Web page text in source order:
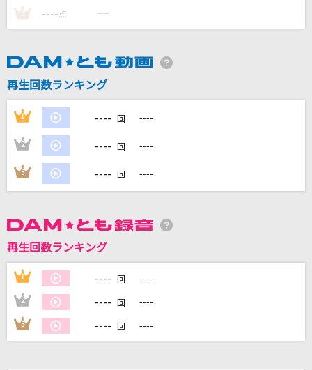
米津玄師, 宇多田ヒカル
もっと見る
DAMの新曲・ランキングなど
カラオケをもっと楽しもう！
自宅でカラオケ歌い放題！
3 ---- 点 ----
再生回数ランキング
1 ---- 回 ----
2 ---- 回 ----
3 ---- 回 ----
再生回数ランキング
1 ---- 回 ----
2 ---- 回 ----
3 ---- 回 ----